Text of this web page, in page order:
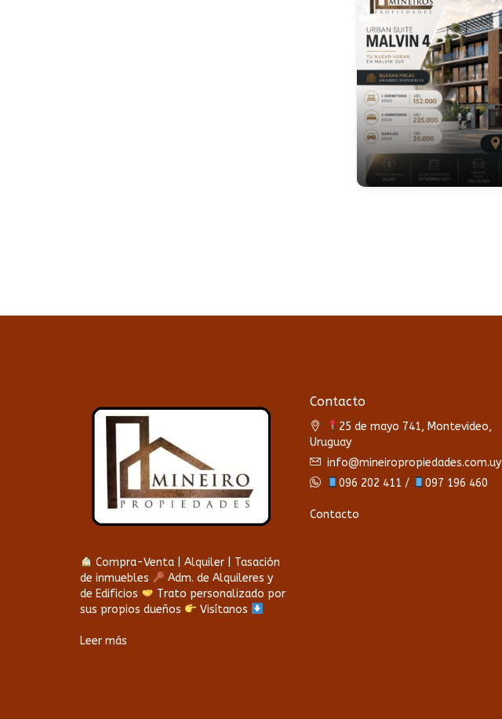
Compra-Venta | Alquiler | Tasación
de inmuebles
Adm. de Alquileres y
de Edificios
Trato personalizado por
sus propios dueños
Visítanos
Leer más
Contacto
25 de mayo 741, Montevideo,
Uruguay
info@mineiropropiedades.com.uy
096 202 411 /
097 196 460
Contacto